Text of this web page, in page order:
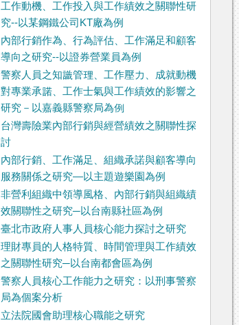
工作動機、工作投入與工作績效之關聯性研
究--以某鋼鐵公司KT廠為例
內部行銷作為、行為評估、工作滿足和顧客
導向之研究--以證券營業員為例
警察人員之知識管理、工作壓力、成就動機
對專業承諾、工作士氣與工作績效的影響之
研究－以嘉義縣警察局為例
台灣壽險業內部行銷與經營績效之關聯性探
討
內部行銷、工作滿足、組織承諾與顧客導向
服務關係之研究—以主題遊樂園為例
非營利組織中領導風格、內部行銷與組織績
效關聯性之研究─以台南縣社區為例
臺北市政府人事人員核心能力探討之研究
理財專員的人格特質、時間管理與工作績效
之關聯性研究─以台南都會區為例
警察人員核心工作能力之研究：以刑事警察
局為個案分析
立法院國會助理核心職能之研究